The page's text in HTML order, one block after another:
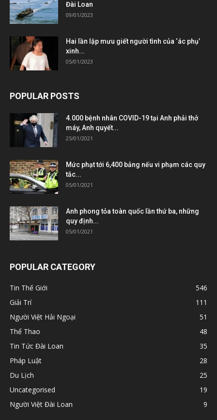
Đài Loan
09/01/2023
Hai lần lập mưu giết người tình của ‘ác phụ’
xinh...
05/01/2023
POPULAR POSTS
4.000 bệnh nhân COVID-19 tại Anh phải thở
máy, Anh quyết...
25/01/2021
Mức phạt tới 6,400 bảng nếu vi phạm các quy
tắc...
05/01/2021
Anh phong tỏa toàn quốc lần thứ ba, những
quy định...
05/01/2021
POPULAR CATEGORY
Tin Thế Giới
546
Giải Trí
111
Người Việt Hải Ngoại
51
Thể Thao
48
Tin Tức Đài Loan
35
Pháp Luật
28
Du Lịch
25
Uncategorised
19
Người Việt Đài Loan
9